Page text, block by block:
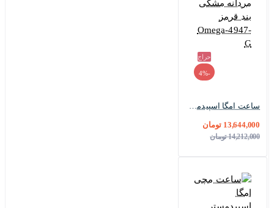
حراج
-4%
ساعت امگا اسپیدمستر مردانه مشکی بند قرمز Omega-4947-G
13,644,000 تومان
14,212,000 تومان